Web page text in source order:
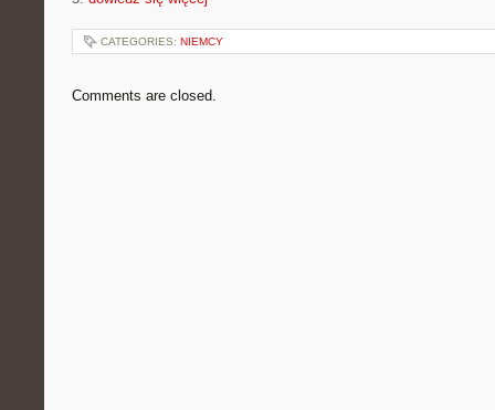
CATEGORIES: NIEMCY
Comments are closed.